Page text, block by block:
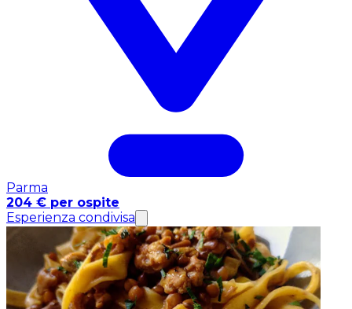
Parma
204 € per ospite
Esperienza condivisa